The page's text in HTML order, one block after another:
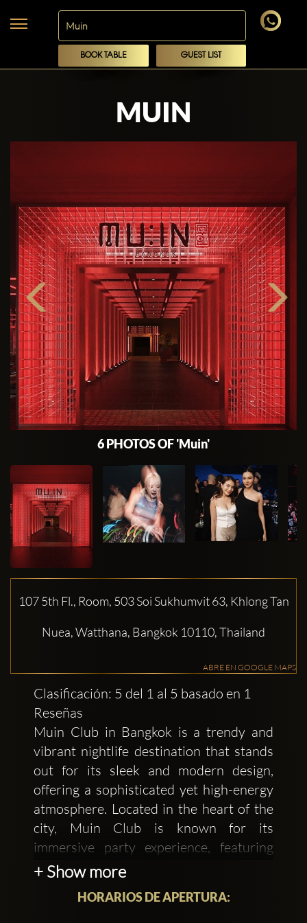
BOOK TABLE GUEST LIST
MUIN
6 PHOTOS OF 'Muin'
107 5th Fl., Room, 503 Soi Sukhumvit 63, Khlong Tan
Nuea, Watthana, Bangkok 10110, Thailand
ABRE EN GOOGLE MAPS
Clasificación: 5 del 1 al 5 basado en 1
Reseñas
Muin Club in Bangkok is a trendy and
vibrant nightlife destination that stands
out for its sleek and modern design,
offering a sophisticated yet high-energy
atmosphere. Located in the heart of the
city, Muin Club is known for its
immersive party experience, featuring
cutting-edge sound and lighting systems,
of electronic, house, and techno music.
+ Show more
HORARIOS DE APERTURA: